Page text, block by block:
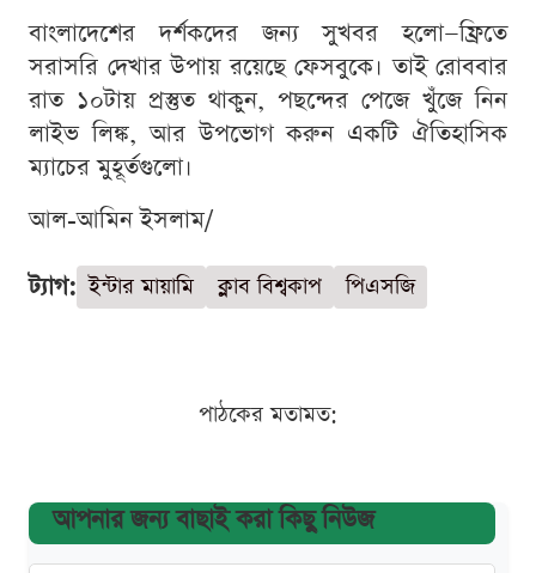
বাংলাদেশের দর্শকদের জন্য সুখবর হলো—ফ্রিতে
সরাসরি দেখার উপায় রয়েছে ফেসবুকে। তাই রোববার
রাত ১০টায় প্রস্তুত থাকুন, পছন্দের পেজে খুঁজে নিন
লাইভ লিঙ্ক, আর উপভোগ করুন একটি ঐতিহাসিক
ম্যাচের মুহূর্তগুলো।
আল-আমিন ইসলাম/
ট্যাগ: ইন্টার মায়ামি ক্লাব বিশ্বকাপ পিএসজি
পাঠকের মতামত:
আপনার জন্য বাছাই করা কিছু নিউজ